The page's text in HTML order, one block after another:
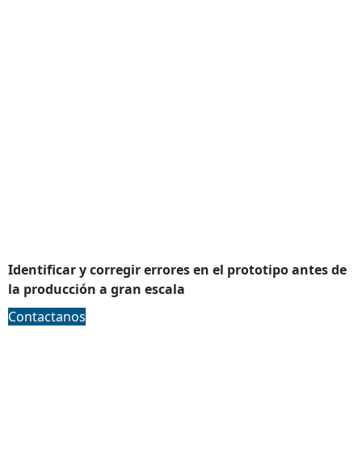
Identificar y corregir errores en el prototipo antes de
la producción a gran escala
Contactanos